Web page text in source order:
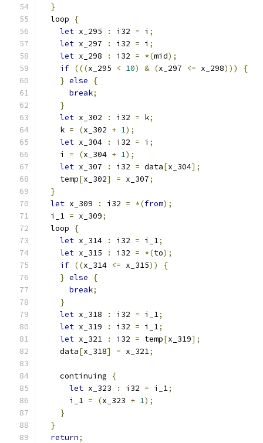
}
  loop
{
let x_295 : i32 = i ;
let x_297 : i32 = i ;
let x_298 : i32 = *(mid);
if (((x_295 < 10) & (x_297 <= x_298)))
{
} else
{
break;
}
let x_302 : i32 = k;
    k
= (x_302 + 1);
let x_304 : i32 = i ;
    i
= (x_304 + 1);
let x_307 : i32 = data[x_304];
    temp
[x_302] = x_307;
}
let x_309 : i32 = *(from);
  i_1
= x_309;
  loop
{
let x_314 : i32 = i_1;
let x_315 : i32 = *(to);
if ((x_314 <= x_315))
{
} else
{
break;
}
let x_318 : i32 = i_1;
let x_319 : i32 = i_1;
let x_321 : i32 = temp[x_319];
    data
[x_318] = x_321;
    continuing
{
let x_323 : i32 = i_1;
      i_1
= (x_323 + 1);
}
}
return;